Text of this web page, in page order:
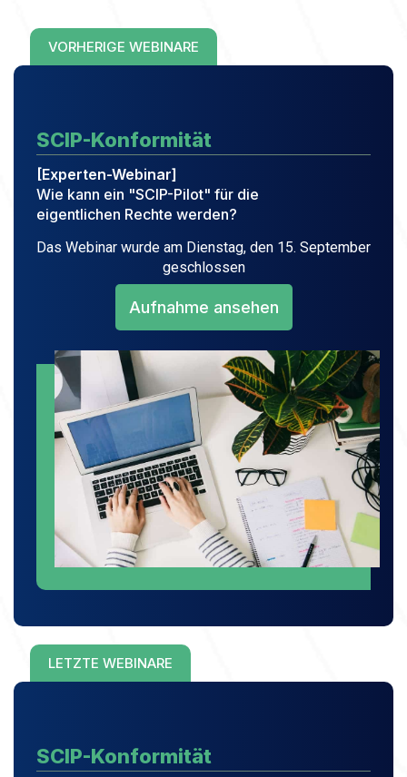
VORHERIGE WEBINARE
SCIP-Konformität
[Experten-Webinar]
Wie kann ein "SCIP-Pilot" für die
eigentlichen Rechte werden?
Das Webinar wurde am Dienstag, den 15. September
geschlossen
Aufnahme ansehen
LETZTE WEBINARE
SCIP-Konformität